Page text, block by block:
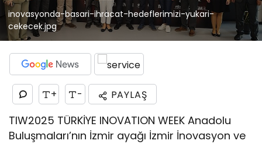
inovasyonda-basari-ihracat-hedeflerimizi-yukari-
cekecek.jpg
+ - PAYLAŞ
TIW2025 TÜRKİYE INOVATION WEEK Anadolu
Buluşmaları’nın İzmir ayağı İzmir İnovasyon ve